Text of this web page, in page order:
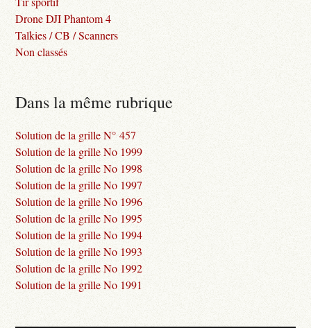
Drone DJI Phantom 4
Talkies / CB / Scanners
Non classés
Dans la même rubrique
Solution de la grille N° 457
Solution de la grille No 1999
Solution de la grille No 1998
Solution de la grille No 1997
Solution de la grille No 1996
Solution de la grille No 1995
Solution de la grille No 1994
Solution de la grille No 1993
Solution de la grille No 1992
Solution de la grille No 1991